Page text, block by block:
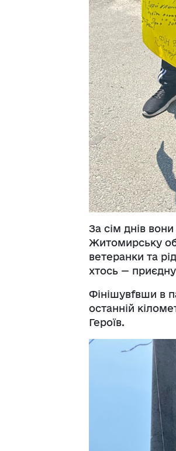
За сім днів
Житомирську
ветеранки та
хтось —
Фінішувfвши в
останній
Героїв.